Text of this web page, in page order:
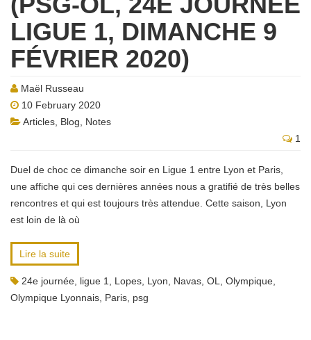
LIGUE 1, DIMANCHE 9
FÉVRIER 2020)
Maël Russeau
10 February 2020
Articles Blog
Notes
1
Duel de choc ce dimanche soir en Ligue 1 entre Lyon et Paris,
une affiche qui ces dernières années nous a gratifié de très belles
rencontres et qui est toujours très attendue. Cette saison, Lyon
est loin de là où
Lire la suite
24e journée ligue 1 Lopes Lyon Navas OL Olympique
Olympique Lyonnais Paris psg